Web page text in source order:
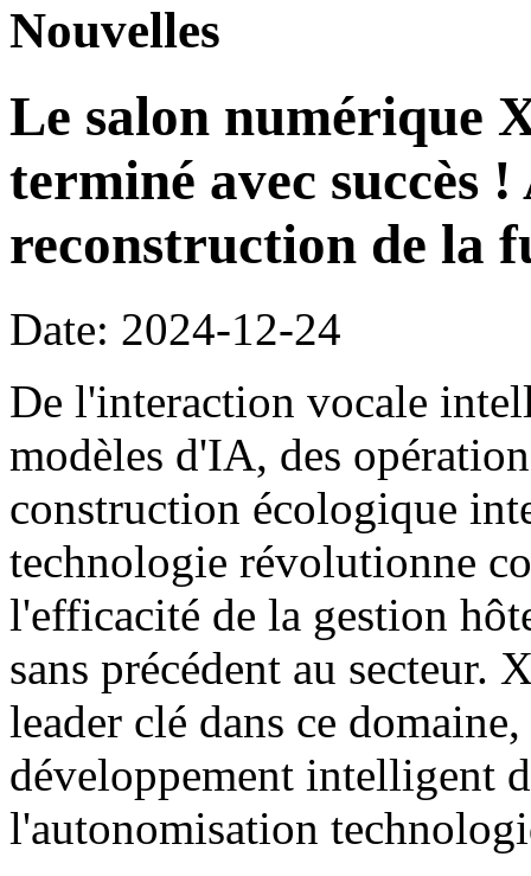
Nouvelles
Le salon numérique
terminé avec succès
reconstruction de la
Date: 2024-12-24
De l'interaction vocale
modèles d'IA, des
construction écologique
technologie révolutionne
l'efficacité de la gestion
sans précédent au secteur.
leader clé dans ce
développement intelligent
l'autonomisation